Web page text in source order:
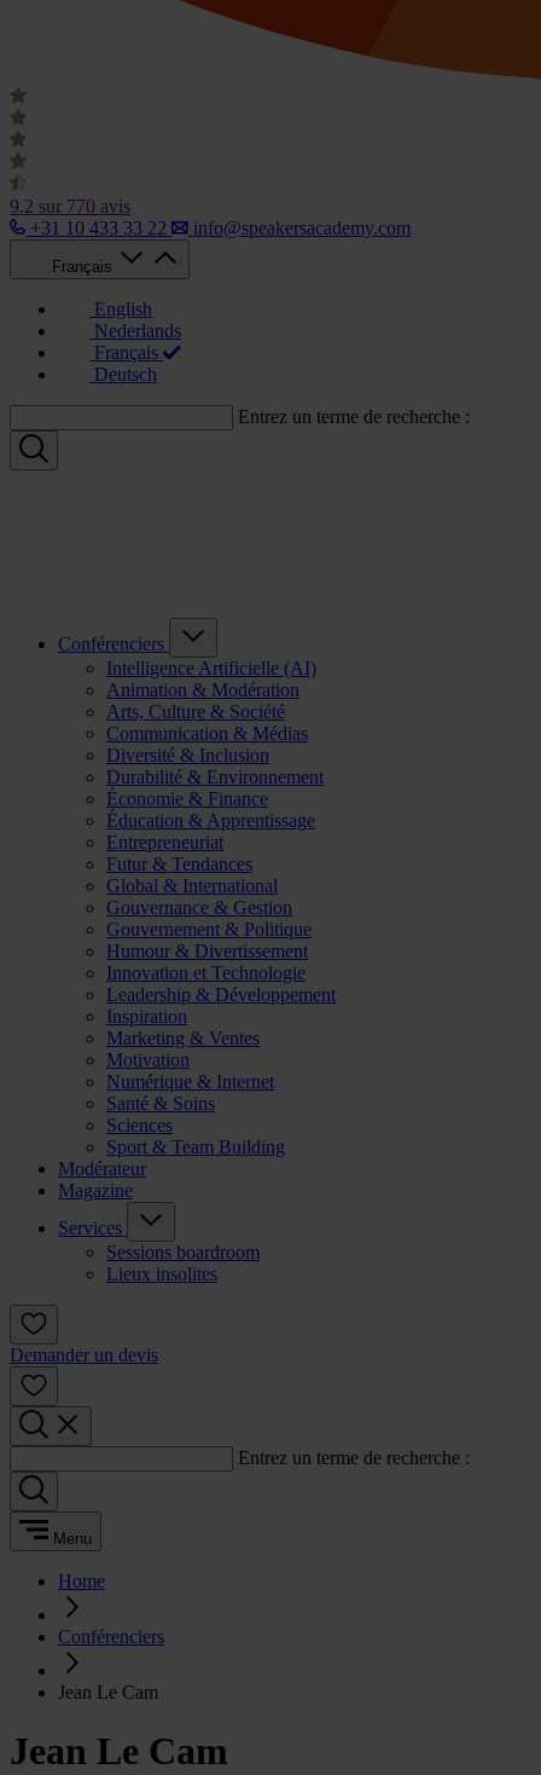
9.2 sur 770 avis
+31 10 433 33 22
info@speakersacademy.com
Français
English
Nederlands
Français
Deutsch
Entrez un terme de recherche :
Conférenciers
Intelligence Artificielle (AI)
Animation & Modération
Arts, Culture & Société
Communication & Médias
Diversité & Inclusion
Durabilité & Environnement
Économie & Finance
Éducation & Apprentissage
Entrepreneuriat
Futur & Tendances
Global & International
Gouvernance & Gestion
Gouvernement & Politique
Humour & Divertissement
Innovation et Technologie
Leadership & Développement
Inspiration
Marketing & Ventes
Motivation
Numérique & Internet
Santé & Soins
Sciences
Sport & Team Building
Modérateur
Magazine
Services
Sessions boardroom
Lieux insolites
Demander un devis
Entrez un terme de recherche :
Menu
Home
Conférenciers
Jean Le Cam
Jean Le Cam